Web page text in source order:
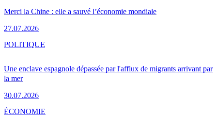
Merci la Chine : elle a sauvé l’économie mondiale
27.07.2026
Une enclave espagnole dépassée par l'afflux de migrants arrivant par
la mer
30.07.2026
POLITIQUE
ÉCONOMIE